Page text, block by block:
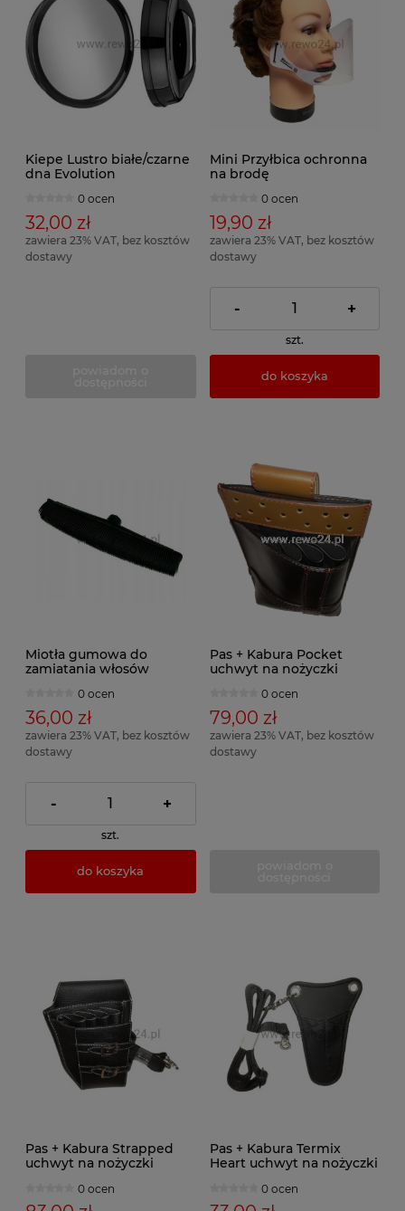
Kiepe Lustro białe/czarne
dna Evolution
0 ocen
32,00 zł
zawiera 23% VAT, bez kosztów
dostawy
Mini Przyłbica ochronna
na brodę
0 ocen
19,90 zł
zawiera 23% VAT, bez kosztów
dostawy
- +
szt.
do koszyka
Miotła gumowa do
zamiatania włosów
0 ocen
36,00 zł
zawiera 23% VAT, bez kosztów
dostawy
- +
szt.
do koszyka
Pas + Kabura Pocket
uchwyt na nożyczki
0 ocen
79,00 zł
zawiera 23% VAT, bez kosztów
dostawy
Pas + Kabura Strapped
uchwyt na nożyczki
0 ocen
Pas + Kabura Termix
Heart uchwyt na nożyczki
0 ocen